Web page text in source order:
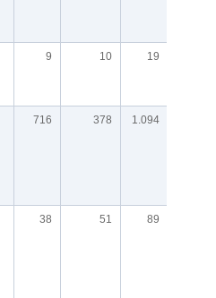
9 10 19
716 378 1.094
38 51 89